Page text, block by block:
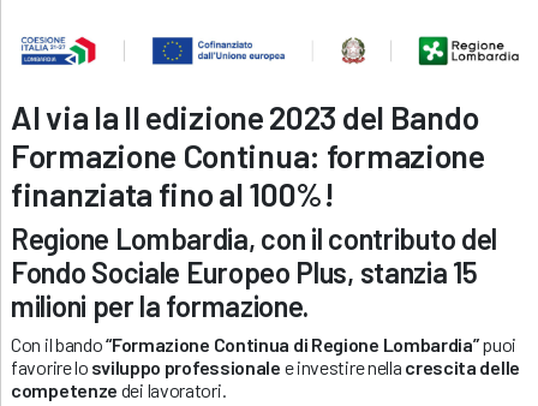
Al via la II edizione 2023 del Bando
Formazione Continua: formazione
finanziata fino al 100%!
Regione Lombardia, con il contributo del
Fondo Sociale Europeo Plus, stanzia 15
milioni per la formazione.
Con il bando“Formazione Continua di Regione Lombardia”puoi
favorire lo sviluppo professionale e investire nella crescita delle
competenze dei lavoratori.